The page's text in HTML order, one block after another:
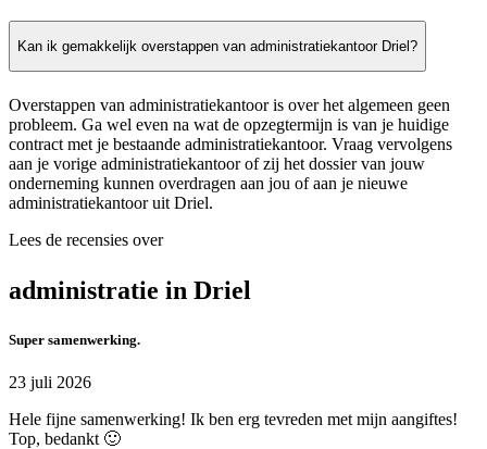
Kan ik gemakkelijk overstappen van administratiekantoor Driel?
Overstappen van administratiekantoor is over het algemeen geen
probleem. Ga wel even na wat de opzegtermijn is van je huidige
contract met je bestaande administratiekantoor. Vraag vervolgens
aan je vorige administratiekantoor of zij het dossier van jouw
onderneming kunnen overdragen aan jou of aan je nieuwe
administratiekantoor uit Driel.
Lees de recensies over
administratie in Driel
Super samenwerking.
23 juli 2026
Hele fijne samenwerking! Ik ben erg tevreden met mijn aangiftes!
Top, bedankt 🙂